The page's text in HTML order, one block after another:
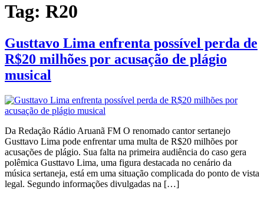
Tag: R20
Gusttavo Lima enfrenta possível perda de
R$20 milhões por acusação de plágio
musical
Da Redação Rádio Aruanã FM O renomado cantor sertanejo
Gusttavo Lima pode enfrentar uma multa de R$20 milhões por
acusações de plágio. Sua falta na primeira audiência do caso gera
polêmica Gusttavo Lima, uma figura destacada no cenário da
música sertaneja, está em uma situação complicada do ponto de vista
legal. Segundo informações divulgadas na […]